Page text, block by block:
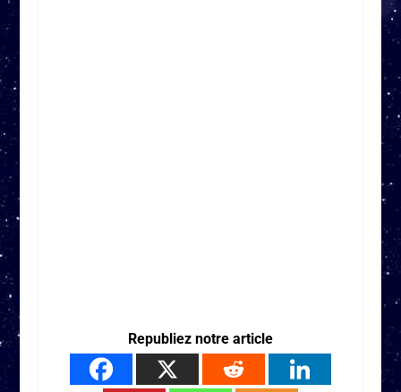
Republiez notre article